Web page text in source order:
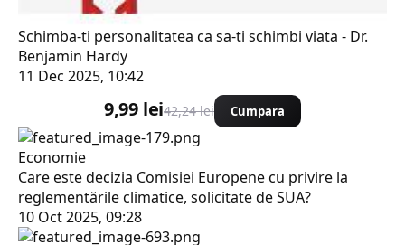
Schimba-ti personalitatea ca sa-ti schimbi viata - Dr.
Benjamin Hardy
11 Dec 2025, 10:42
9,99 lei42,24 lei Cumpara
Economie
Care este decizia Comisiei Europene cu privire la
reglementările climatice, solicitate de SUA?
10 Oct 2025, 09:28